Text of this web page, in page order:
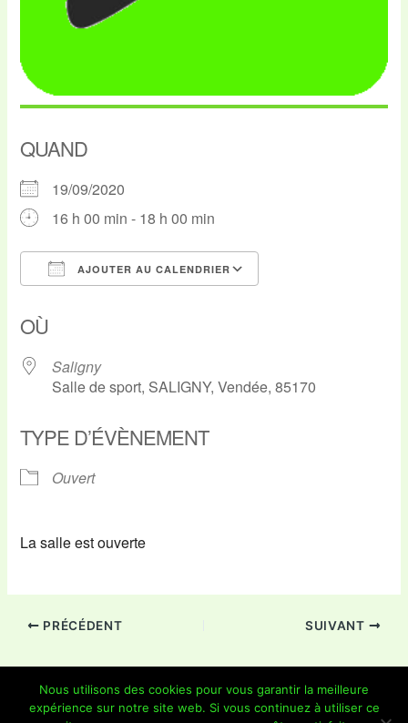
QUAND
19/09/2020
16 h 00 min - 18 h 00 min
AJOUTER AU CALENDRIER
OÙ
Saligny
Salle de sport, SALIGNY, Vendée, 85170
TYPE D’ÉVÈNEMENT
Ouvert
La salle est ouverte
PRÉCÉDENT SUIVANT
Nous utilisons des cookies pour vous garantir la meilleure
expérience sur notre site web. Si vous continuez à utiliser ce